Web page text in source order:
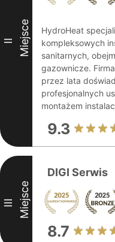
II Miejsce
HydroHeat
kompleksowych
sanitarnych,
gazownicze.
przez lata
profesjonalnych
montażem
9.3
III Miejsce
DIGI Serwis
8.7